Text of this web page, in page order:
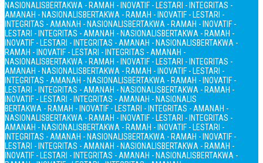
NASIONALISBERTAKWA - RAMAH - INOVATIF - LESTARI - INTEGRITAS -
AMANAH - NASIONALISBERTAKWA - RAMAH - INOVATIF - LESTARI -
INTEGRITAS - AMANAH - NASIONALISBERTAKWA - RAMAH - INOVATIF -
LESTARI - INTEGRITAS - AMANAH - NASIONALISBERTAKWA - RAMAH -
INOVATIF - LESTARI - INTEGRITAS - AMANAH - NASIONALISBERTAKWA -
RAMAH - INOVATIF - LESTARI - INTEGRITAS - AMANAH -
NASIONALISBERTAKWA - RAMAH - INOVATIF - LESTARI - INTEGRITAS -
AMANAH - NASIONALISBERTAKWA - RAMAH - INOVATIF - LESTARI -
INTEGRITAS - AMANAH - NASIONALISBERTAKWA - RAMAH - INOVATIF -
LESTARI - INTEGRITAS - AMANAH - NASIONALISBERTAKWA - RAMAH -
INOVATIF - LESTARI - INTEGRITAS - AMANAH - NASIONALIS
BERTAKWA - RAMAH - INOVATIF - LESTARI - INTEGRITAS - AMANAH -
NASIONALISBERTAKWA - RAMAH - INOVATIF - LESTARI - INTEGRITAS -
AMANAH - NASIONALISBERTAKWA - RAMAH - INOVATIF - LESTARI -
INTEGRITAS - AMANAH - NASIONALISBERTAKWA - RAMAH - INOVATIF -
LESTARI - INTEGRITAS - AMANAH - NASIONALISBERTAKWA - RAMAH -
INOVATIF - LESTARI - INTEGRITAS - AMANAH - NASIONALISBERTAKWA -